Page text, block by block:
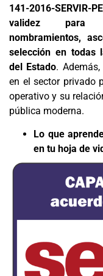
141-2016-SERVIR-PE
validez para
nombramientos,
selección en todas
del Estado.
en el sector privado
operativo y su
pública moderna.
Lo que
en tu hoja de